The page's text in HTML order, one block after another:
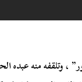
وتلقفه منه عبده